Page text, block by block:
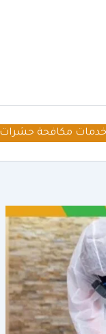
خدمات مكافحة حشرات